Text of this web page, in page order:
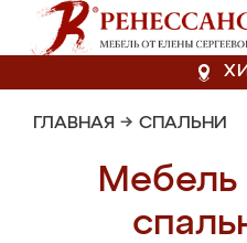
ГЛАВНАЯ → СПАЛЬНИ
Мебель